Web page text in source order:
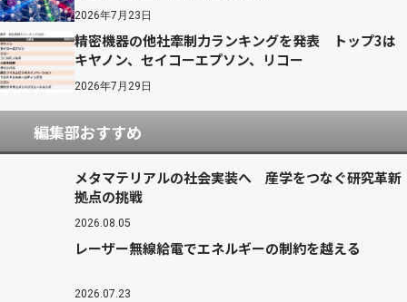
2026年7月23日
精密機器の他社牽制力ランキングを発表 トップ3は
キヤノン、セイコーエプソン、リコー
2026年7月29日
編集部おすすめ
メタマテリアルの社会実装へ 産学をつなぐ研究革新
拠点の挑戦
2026.08.05
レーザー無線給電でエネルギーの制約を越える
2026.07.23